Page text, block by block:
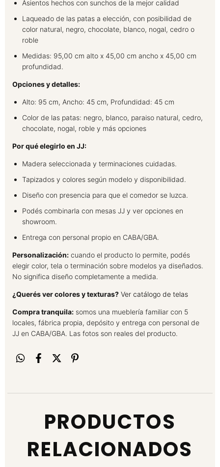
Asientos hechos con sunchos de la mejor calidad
Laqueado de las patas a elección, con posibilidad de
color natural, negro, chocolate, blanco, nogal, cedro o
roble
Medidas: 95,00 cm alto x 45,00 cm ancho x 45,00 cm
profundidad.
Opciones y detalles:
Alto: 95 cm, Ancho: 45 cm, Profundidad: 45 cm
Color de las patas: negro, blanco, paraiso natural, cedro,
chocolate, nogal, roble y más opciones
Por qué elegirlo en JJ:
Madera seleccionada y terminaciones cuidadas.
Tapizados y colores según modelo y disponibilidad.
Diseño con presencia para que el comedor se luzca.
Podés combinarla con mesas JJ y ver opciones en
showroom.
Entrega con personal propio en CABA/GBA.
Personalización: cuando el producto lo permite, podés
elegir color, tela o terminación sobre modelos ya diseñados.
No significa diseño completamente a medida.
¿Querés ver colores y texturas? Ver catálogo de telas
Compra tranquila: somos una mueblería familiar con 5
locales, fábrica propia, depósito y entrega con personal de
JJ en CABA/GBA. Las fotos son reales del producto.
PRODUCTOS
RELACIONADOS